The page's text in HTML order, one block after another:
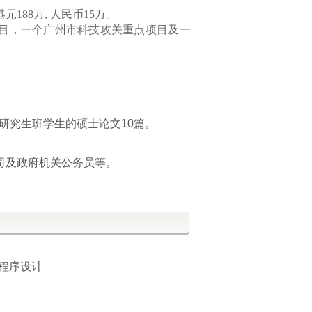
元188万, 人民币15万。
，一个广州市科技攻关重点项目及一
究生班学生的硕士论文10篇。
政府机关公务员等。
序设计